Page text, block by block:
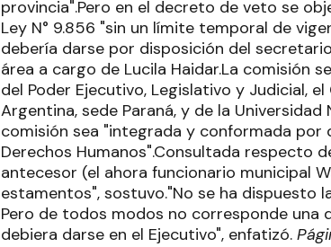
provincia".Pero en el decreto de veto se
Ley N° 9.856 "sin un límite temporal de
debería darse por disposición del
área a cargo de Lucila Haidar.La comisión
del Poder Ejecutivo, Legislativo y Judicial,
Argentina, sede Paraná, y de la
comisión sea "integrada y conformada
Derechos Humanos".Consultada respecto
antecesor (el ahora funcionario municipal
estamentos", sostuvo."No se ha dispuesto
Pero de todos modos no corresponde una
debiera darse en el Ejecutivo", enfatizó.